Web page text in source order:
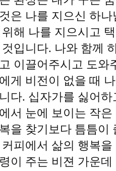
은 나를 지으신 하
위해 나를 지으시고
것입니다. 나와 함께
이끌어주시고 도와
게 비전이 없을 때
다. 십자가를 싫어
서 눈에 보이는 작
을 찾기보다 틈틈이
커피에서 삶의 행복
이 주는 비젼 가운